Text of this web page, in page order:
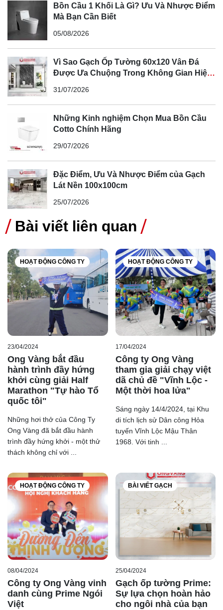
Gạch lát nền Prime, kích thước 60x60cm, mã sản phẩm 39065
Gạch lát nền Prime, kích thước 60x60cm, mã sản phẩm 39057
lát nền Prime tại Ong Vàng
Gạch lát nền Prime 80x80 27583
Bồn Cầu 1 Khối Là Gì? Ưu Và Nhược Điểm
Mà Bạn Cần Biết
05/08/2026
Vì Sao Gạch Ốp Tường 60x120 Vân Đá
Được Ưa Chuộng Trong Không Gian Hiện
31/07/2026
Những Kinh nghiệm Chọn Mua Bồn Cầu
Cotto Chính Hãng
29/07/2026
Đặc Điểm, Ưu Và Nhược Điểm của Gạch
Lát Nền 100x100cm
25/07/2026
Bài viết liên quan
HOẠT ĐỘNG CÔNG TY
23/04/2024
Ong Vàng bắt đầu
hành trình đầy hứng
khởi cùng giải Half
Marathon "Tự hào Tổ
quốc tôi"
Những hơi thở của Công Ty
Ong Vàng đã bắt đầu hành
trình đầy hứng khởi - một thử
thách không chỉ với ...
HOẠT ĐỘNG CÔNG TY
17/04/2024
Công ty Ong Vàng
tham gia giải chạy việt
dã chủ đề "Vĩnh Lộc -
Một thời hoa lửa"
Sáng ngày 14/4/2024, tại Khu
di tích lịch sử Dân công Hỏa
tuyến Vĩnh Lộc Mậu Thân
1968. Với tinh ...
HOẠT ĐỘNG CÔNG TY
08/04/2024
Công ty Ong Vàng vinh
danh cùng Prime Ngói
Việt
BÀI VIẾT GẠCH
25/04/2024
Gạch ốp tường Prime:
Sự lựa chọn hoàn hảo
cho ngôi nhà của bạn